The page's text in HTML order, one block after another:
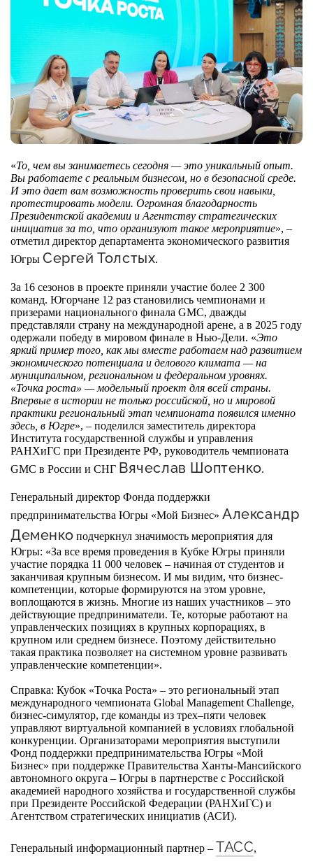
Сервисы для бизнеса
О фонде
Общая информация
Органы управления и надзора
Контакты
Вакансии
«То, чем вы занимаетесь сегодня — это уникальный опыт.
Вы работаете с реальным бизнесом, но в безопасной среде.
И это дает вам возможность проверить свои навыки,
протестировать модели. Огромная благодарность
Президентской академии и Агентству стратегических
инициатив за то, что организуют такое мероприятие», –
отметил директор департамента экономического развития
Югры Сергей Толстых.
За 16 сезонов в проекте приняли участие более 2 300
команд. Югорчане 12 раз становились чемпионами и
призерами национального финала GMC, дважды
представляли страну на международной арене, а в 2025 году
одержали победу в мировом финале в Нью-Дели. «Это
яркий пример того, как мы вместе работаем над развитием
экономического потенциала и делового климата — на
муниципальном, региональном и федеральном уровнях.
«Точка роста» — модельный проект для всей страны.
Впервые в истории не только российской, но и мировой
практики региональный этап чемпионата появился именно
здесь, в Югре», – поделился заместитель директора
Института государственной службы и управления
РАНХиГС при Президенте РФ, руководитель чемпионата
GMC в России и СНГ Вячеслав Шоптенко.
Генеральный директор Фонда поддержки
предпринимательства Югры «Мой Бизнес» Александр
Деменко подчеркнул значимость мероприятия для
Югры: «За все время проведения в Кубке Югры приняли
участие порядка 11 000 человек – начиная от студентов и
заканчивая крупным бизнесом. И мы видим, что бизнес-
компетенции, которые формируются на этом уровне,
воплощаются в жизнь. Многие из наших участников – это
действующие предприниматели. Те, которые работают на
управленческих позициях в крупных корпорациях, в
крупном или среднем бизнесе. Поэтому действительно
такая практика позволяет на системном уровне развивать
управленческие компетенции».
Справка: Кубок «Точка Роста» – это региональный этап
международного чемпионата Global Management Challenge,
бизнес-симулятор, где команды из трех–пяти человек
управляют виртуальной компанией в условиях глобальной
конкуренции. Организаторами мероприятия выступили
Фонд поддержки предпринимательства Югры «Мой
Бизнес» при поддержке Правительства Ханты-Мансийского
автономного округа – Югры в партнерстве с Российской
академией народного хозяйства и государственной службы
при Президенте Российской Федерации (РАНХиГС) и
Агентством стратегических инициатив (АСИ).
Генеральный информационный партнер – ТАСС,